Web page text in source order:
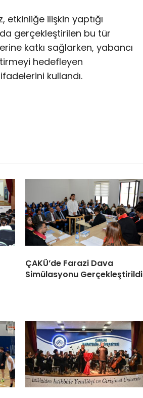
etkinliğe ilişkin yaptığı
gerçekleştirilen bu tür
katkı sağlarken, yabancı
hedefleyen
kullandı.
ÇAKÜ’de Farazi Dava
Simülasyonu Gerçekleştirildi